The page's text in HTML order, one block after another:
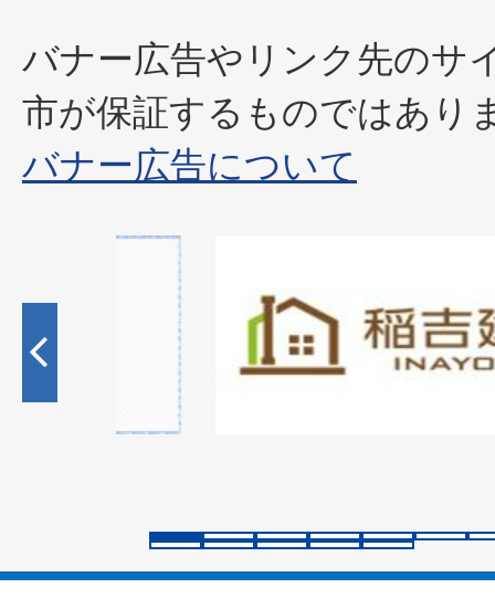
バナー広告やリンク先のサ
市が保証するものではあり
バナー広告について
枚
目
ラ
イ